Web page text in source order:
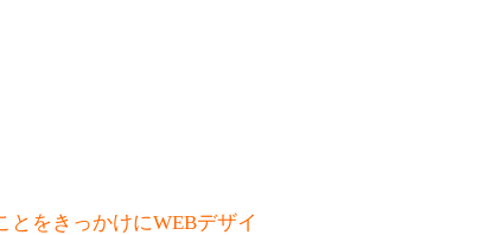
をきっかけにWEBデザイ